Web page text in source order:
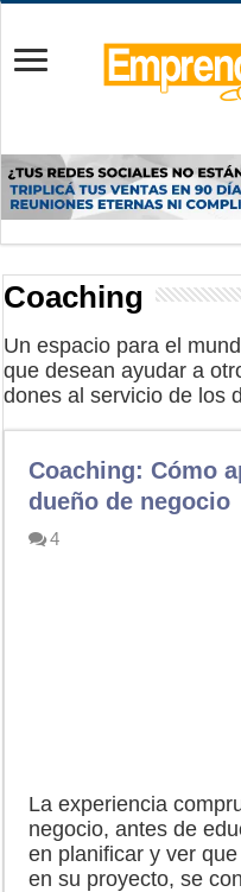
Coaching
Un espacio para el
que desean ayudar a
dones al servicio de los
Coaching: Cómo
dueño de negocio
4
La experiencia
negocio, antes de
en planificar y ver
en su proyecto, se